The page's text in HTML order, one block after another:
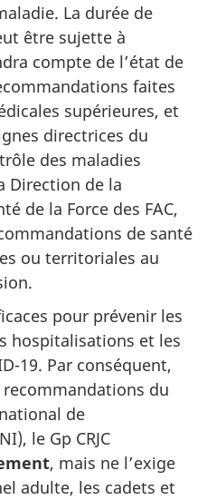
La durée de
être sujette à
compte de l’état de
faites
supérieures, et
directrices du
des maladies
Direction de la
de la Force des FAC,
de santé
ou territoriales au
pour prévenir les
hospitalisations et les
19. Par conséquent,
du
de
le Gp CRJC
, mais ne l’exige
adulte, les cadets et